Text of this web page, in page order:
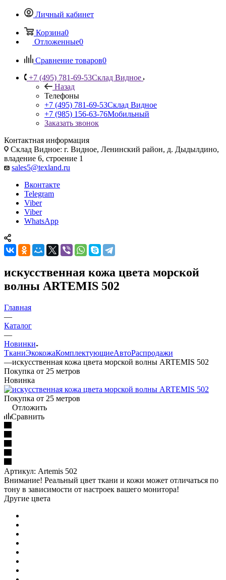
Личный кабинет
Корзина0
Отложенные0
Сравнение товаров0
+7 (495) 781-69-53Склад Видное
Назад
Телефоны
+7 (495) 781-69-53Склад Видное
+7 (985) 156-63-76Мобильный
Заказать звонок
Контактная информация
Склад Видное: г. Видное, Ленинский район, д. Дыдылдино,
владение 6, строение 1
sales5@texland.ru
Вконтакте
Telegram
Viber
Viber
WhatsApp
искусственная кожа цвета морской
волны ARTEMIS 502
Главная
—
Каталог
—
Новинки
ТканиЭкокожаКомплектующиеАвтоРаспродажи
—искусственная кожа цвета морской волны ARTEMIS 502
Покупка от 25 метров
Новинка
Покупка от 25 метров
Отложить
Сравнить
Артикул: Artemis 502
Внимание! Реальный цвет ткани и кожи может отличаться по
тону в зависимости от настроек вашего монитора!
Другие цвета